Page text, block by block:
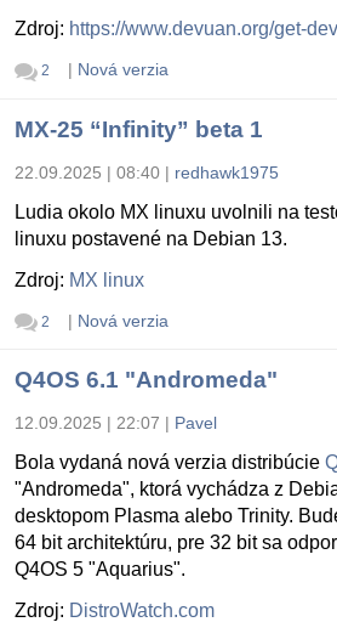
Zdroj: https://www.devuan.org/get-
2 | Nová verzia
MX-25 “Infinity” beta 1
22.09.2025 | 08:40 | redhawk1975
Ludia okolo MX linuxu uvolnili na
linuxu postavené na Debian 13.
Zdroj: MX linux
2 | Nová verzia
Q4OS 6.1 "Andromeda"
12.09.2025 | 22:07 | Pavel
Bola vydaná nová verzia distribúcie
"Andromeda", ktorá vychádza z
desktopom Plasma alebo Trinity.
64 bit architektúru, pre 32 bit sa
Q4OS 5 "Aquarius".
Zdroj: DistroWatch.com